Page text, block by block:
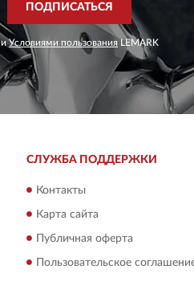
ПОДПИСАТЬСЯ
иУсловиями пользования LEMARK
СЛУЖБА ПОДДЕРЖКИ
Контакты
Карта сайта
Публичная оферта
Пользовательское